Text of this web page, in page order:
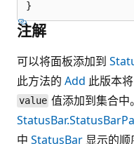
注解
可以将面板添加到
此方法的 Add 此版本将
value 值添加到集合中
中 StatusBar 显示的